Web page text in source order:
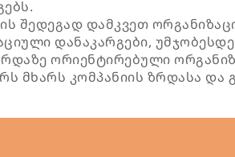
შედეგად დამკვეთ
დანაკარგები,
ორიენტირებული
მხარს კომპანიის ზრდასა და